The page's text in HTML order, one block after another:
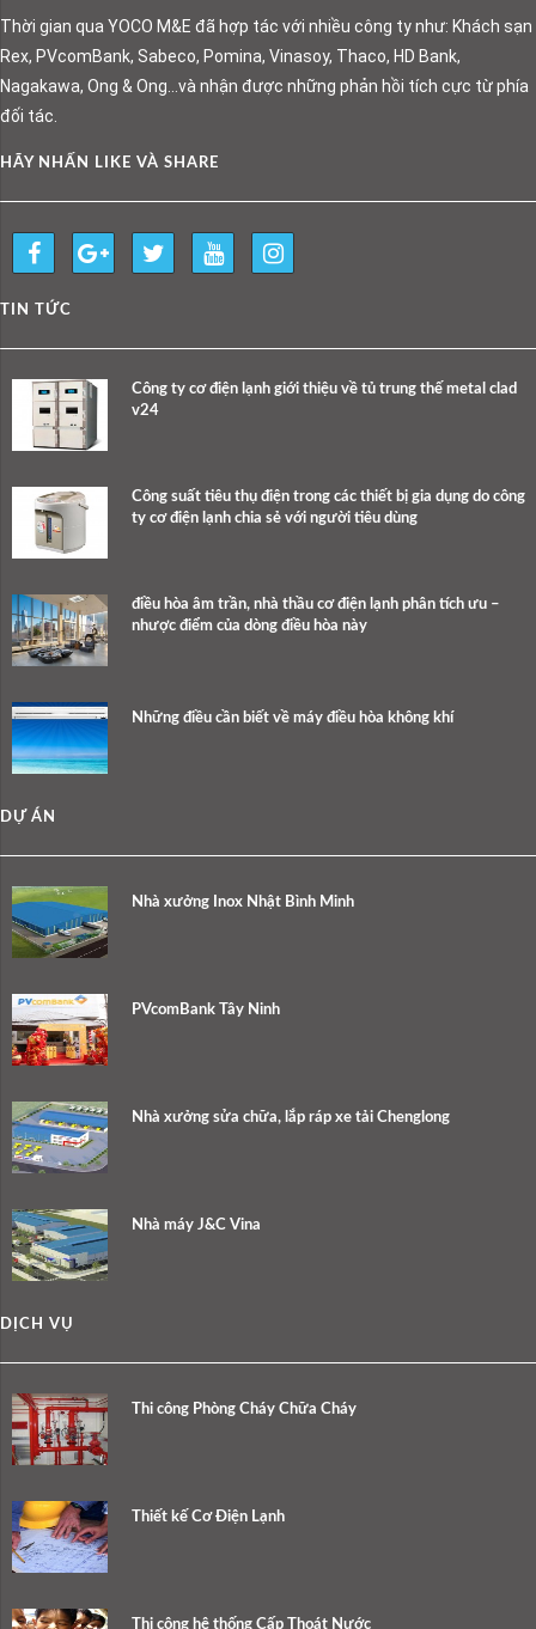
Thời gian qua YOCO M&E đã hợp tác với nhiều công ty như: Khách sạn
Rex, PVcomBank, Sabeco, Pomina, Vinasoy, Thaco, HD Bank,
Nagakawa, Ong & Ong…và nhận được những phản hồi tích cực từ phía
đối tác.
HÃY NHẤN LIKE VÀ SHARE
TIN TỨC
Công ty cơ điện lạnh giới thiệu về tủ trung thế metal clad
v24
Công suất tiêu thụ điện trong các thiết bị gia dụng do công
ty cơ điện lạnh chia sẻ với người tiêu dùng
điều hòa âm trần, nhà thầu cơ điện lạnh phân tích ưu –
nhược điểm của dòng điều hòa này
Những điều cần biết về máy điều hòa không khí
DỰ ÁN
Nhà xưởng Inox Nhật Bình Minh
PVcomBank Tây Ninh
Nhà xưởng sửa chữa, lắp ráp xe tải Chenglong
Nhà máy J&C Vina
DỊCH VỤ
Thi công Phòng Cháy Chữa Cháy
Thiết kế Cơ Điện Lạnh
Thi công hệ thống Cấp Thoát Nước